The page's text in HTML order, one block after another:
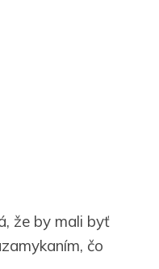
že by mali byť
čo